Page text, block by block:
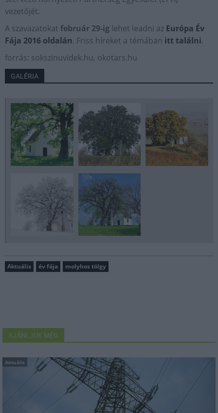
vezetőjét.
A szavazatokat február 29-ig lehet leadni az Európa Év
Fája 2016 oldalán. Friss híreket a témában itt találni.
forrás: sokszinuvidek.hu, okotars.hu
GALÉRIA
Aktuális év fája molyhos tölgy
AJÁNLJUK MÉG
Aktuális